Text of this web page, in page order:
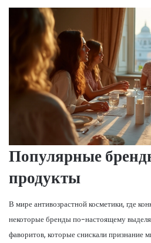
Популярные
продукты
В мире антивозрастной косметики, где
некоторые бренды по-настоящему
фаворитов, которые снискали признание